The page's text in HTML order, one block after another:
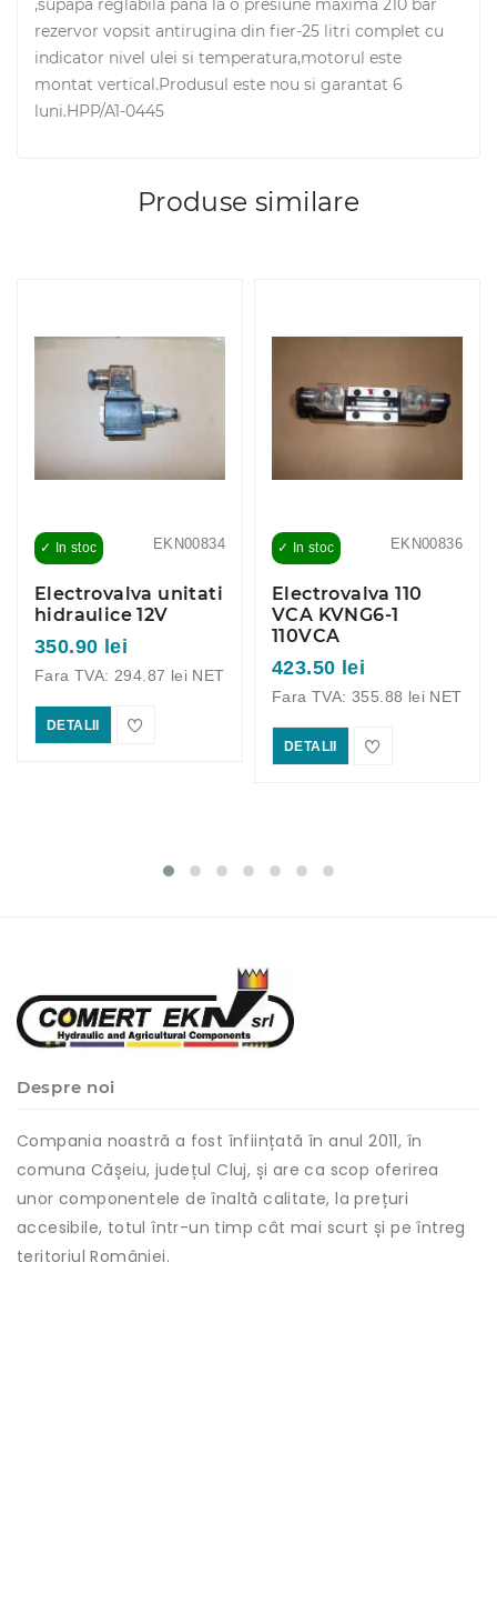
,supapa reglabila pana la o presiune maxima 210 bar
rezervor vopsit antirugina din fier-25 litri complet cu
indicator nivel ulei si temperatura,motorul este
montat vertical.Produsul este nou si garantat 6
luni.HPP/A1-0445
Produse similare
EKN00834
✓ In stoc
Electrovalva unitati
hidraulice 12V
350.90 lei
Fara TVA: 294.87 lei NET
DETALII
EKN00836
✓ In stoc
Electrovalva 110
VCA KVNG6-1
110VCA
423.50 lei
Fara TVA: 355.88 lei NET
DETALII
Despre noi
Compania noastră a fost înființată în anul 2011, în
comuna Cășeiu, județul Cluj, și are ca scop oferirea
unor componentele de înaltă calitate, la prețuri
accesibile, totul într-un timp cât mai scurt și pe întreg
teritoriul României.